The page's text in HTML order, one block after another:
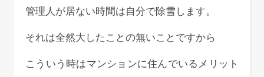
管理人が居ない時間は自分で除雪します。
それは全然大したことの無いことですから
こういう時はマンションに住んでいるメリット